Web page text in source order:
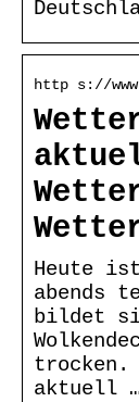
http s://
Heute
abends
bildet
trocken.
aktuell